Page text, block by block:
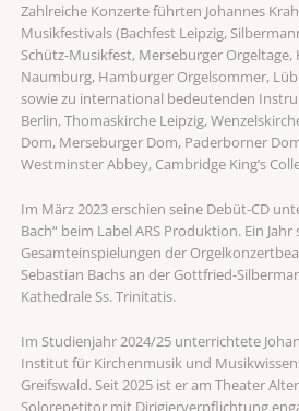
Zahlreiche Konzerte führten Johannes
Musikfestivals (Bachfest Leipzig,
Schütz-Musikfest, Merseburger Orgeltage,
Naumburg, Hamburger Orgelsommer,
sowie zu international bedeutenden
Berlin, Thomaskirche Leipzig,
Dom, Merseburger Dom, Paderborner
Westminster Abbey, Cambridge King’s
Im März 2023 erschien seine Debüt-CD
Bach“ beim Label ARS Produktion. Ein
Gesamteinspielungen der
Sebastian Bachs an der Gottfried-
Kathedrale Ss. Trinitatis.
Im Studienjahr 2024/25 unterrichtete
Institut für Kirchenmusik und
Greifswald. Seit 2025 ist er am Theater
Solorepetitor mit Dirigierverpflichtung